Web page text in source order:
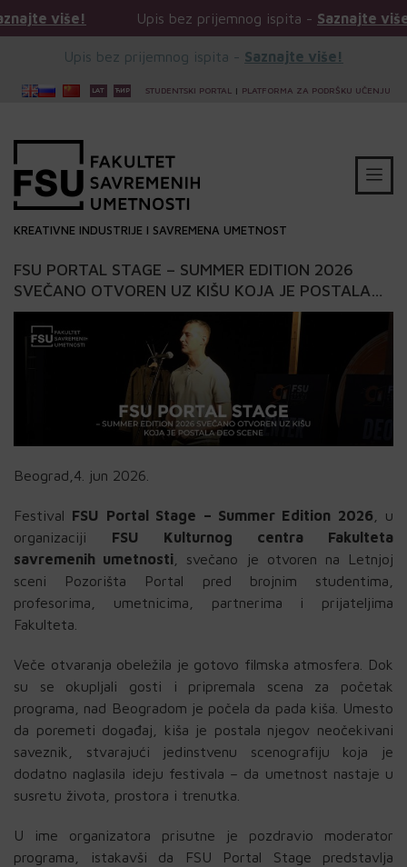
Upis bez prijemnog ispita -Saznajte više!
Upis bez prijemnog ispita - Saznajte više!
STUDENTSKI PORTAL | PLATFORMA ZA PODRŠKU UČENJU
KREATIVNE INDUSTRIJE I SAVREMENA UMETNOST
FSU PORTAL STAGE – SUMMER EDITION 2026
SVEČANO OTVOREN UZ KIŠU KOJA JE POSTALA
DEO SCENE
Beograd,4. jun 2026.
Festival FSU Portal Stage – Summer Edition 2026 , u
organizaciji FSU Kulturnog centra Fakulteta
savremenih umetnosti , svečano je otvoren na Letnjoj
sceni Pozorišta Portal pred brojnim studentima,
profesorima, umetnicima, partnerima i prijateljima
Fakulteta.
Veče otvaranja obeležila je gotovo filmska atmosfera. Dok
su se okupljali gosti i pripremala scena za početak
programa, nad Beogradom je počela da pada kiša. Umesto
da poremeti događaj, kiša je postala njegov neočekivani
saveznik, stvarajući jedinstvenu scenografiju koja je
dodatno naglasila ideju festivala – da umetnost nastaje u
susretu života, prostora i trenutka.
U ime organizatora prisutne je pozdravio moderator
programa, istakavši da FSU Portal Stage predstavlja